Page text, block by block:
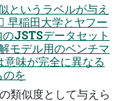
というラベルが与え
早稲田大学とヤフー
JSTSデータセット
モデル用のベンチマ
味が完全に異なる
のを
類似度として与えら